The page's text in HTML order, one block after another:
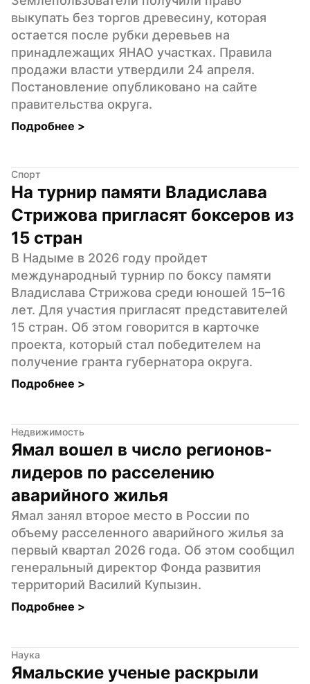
выкупать без торгов древесину, которая
остается после рубки деревьев на
принадлежащих ЯНАО участках. Правила
продажи власти утвердили 24 апреля.
Постановление опубликовано на сайте
правительства округа.
Подробнее >
Спорт
На турнир памяти Владислава
Стрижова пригласят боксеров из
15 стран
В Надыме в 2026 году пройдет
международный турнир по боксу памяти
Владислава Стрижова среди юношей 15–16
лет. Для участия пригласят представителей
15 стран. Об этом говорится в карточке
проекта, который стал победителем на
получение гранта губернатора округа.
Подробнее >
Недвижимость
Ямал вошел в число регионов-
лидеров по расселению
аварийного жилья
Ямал занял второе место в России по
объему расселенного аварийного жилья за
первый квартал 2026 года. Об этом сообщил
генеральный директор Фонда развития
территорий Василий Купызин.
Подробнее >
Наука
Ямальские ученые раскрыли